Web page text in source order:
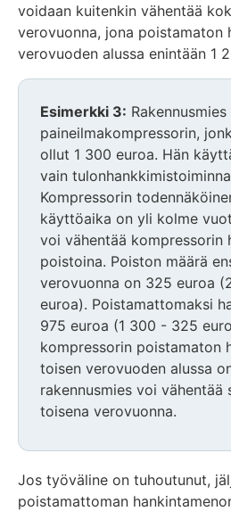
voidaan kuitenkin vähentää
verovuonna, jona poistamaton
verovuoden alussa enintään 1
Esimerkki 3:
paineilmakompressorin,
ollut 1 300 euroa. Hän
vain
Kompressorin
käyttöaika on yli kolme
voi vähentää kompressorin
poistoina. Poiston määrä
verovuonna on 325 euroa
euroa). Poistamattomaksi
975 euroa (1 300 - 325
kompressorin poistamaton
toisen verovuoden alussa
rakennusmies voi vähentää
toisena verovuonna.
Jos työväline on tuhoutunut,
poistamattoman